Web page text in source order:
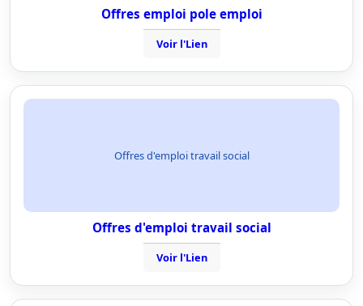
Offres emploi pole emploi
Voir l'Lien
Offres d'emploi travail social
Offres d'emploi travail social
Voir l'Lien